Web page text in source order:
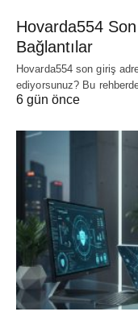
Hovarda554
Bağlantılar
Hovarda554 son giriş
ediyorsunuz? Bu
6 gün önce